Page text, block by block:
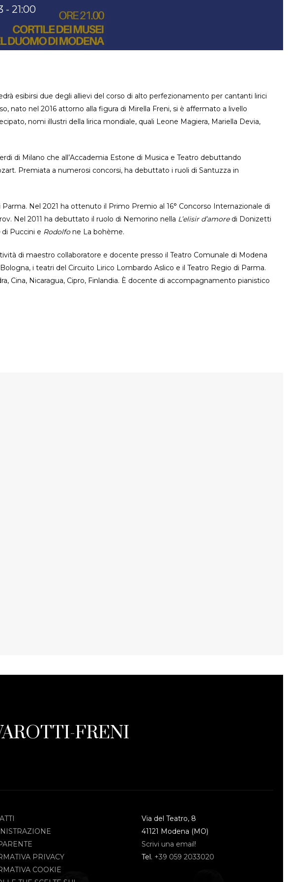
- 21:00
esibirsi due degli allievi del corso di alto perfezionamento per cantanti lirici
nato nel 2016 attorno alla figura di Mirella Freni, si è affermato a livello
nomi illustri della lirica mondiale, quali Leone Magiera, Mariella Devia,
di Milano che all’Accademia Estone di Musica e Teatro debuttando
Premiata a numerosi concorsi, ha debuttato i ruoli di Santuzza in
Nel 2021 ha ottenuto il Primo Premio al 16° Concorso Internazionale di
Nel 2011 ha debuttato il ruolo di Nemorino nella L’elisir d’amoredi Donizetti
di Puccini e Rodolfone La bohème.
di maestro collaboratore e docente presso il Teatro Comunale di Modena
i teatri del Circuito Lirico Lombardo Aslico e il Teatro Regio di Parma.
Cina, Nicaragua, Cipro, Finlandia. È docente di accompagnamento pianistico
FRENI
PRIVACY
COOKIE
Via del Teatro, 8
41121 Modena (MO)
Scrivi una email!
Tel. +39 059 2033020